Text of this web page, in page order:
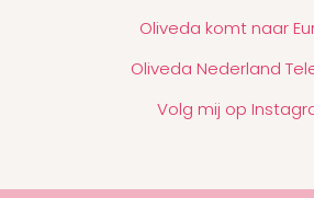
Oliveda komt naar
Oliveda Nederland
Volg mij op